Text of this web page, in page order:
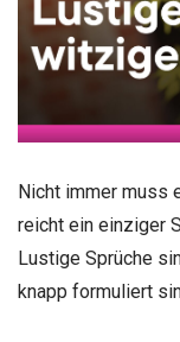
Nicht immer muss
reicht ein einziger
Lustige Sprüche
knapp formuliert